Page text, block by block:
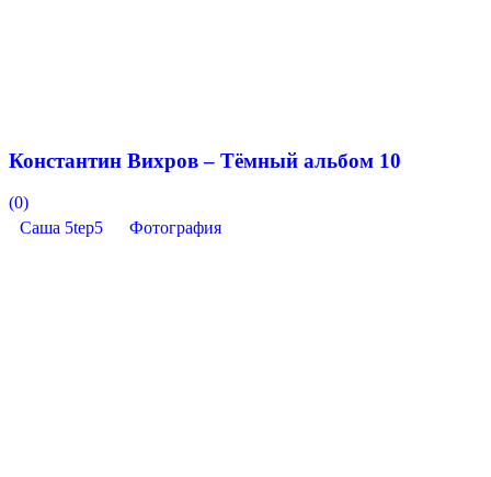
Константин Вихров – Тёмный альбом 10
(0)
Саша 5tep5
Фотография